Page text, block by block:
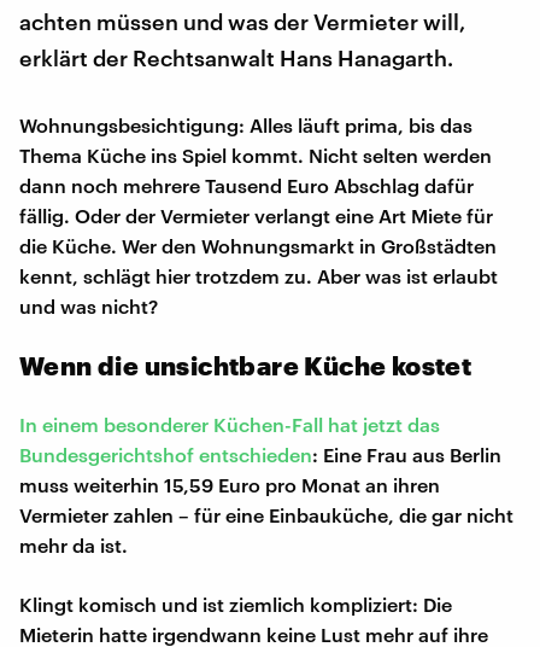
achten müssen und was der Vermieter will,
erklärt der Rechtsanwalt Hans Hanagarth.
Wohnungsbesichtigung: Alles läuft prima, bis das
Thema Küche ins Spiel kommt. Nicht selten werden
dann noch mehrere Tausend Euro Abschlag dafür
fällig. Oder der Vermieter verlangt eine Art Miete für
die Küche. Wer den Wohnungsmarkt in Großstädten
kennt, schlägt hier trotzdem zu. Aber was ist erlaubt
und was nicht?
Wenn die unsichtbare Küche kostet
In einem besonderer Küchen-Fall hat jetzt das
Bundesgerichtshof entschieden: Eine Frau aus Berlin
muss weiterhin 15,59 Euro pro Monat an ihren
Vermieter zahlen – für eine Einbauküche, die gar nicht
mehr da ist.
Klingt komisch und ist ziemlich kompliziert: Die
Mieterin hatte irgendwann keine Lust mehr auf ihre